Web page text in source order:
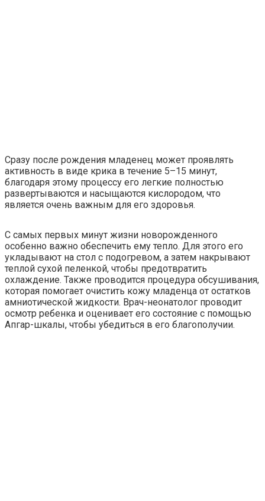
Сразу после рождения младенец может проявлять
активность в виде крика в течение 5–15 минут,
благодаря этому процессу его легкие полностью
развертываются и насыщаются кислородом, что
является очень важным для его здоровья.
С самых первых минут жизни новорожденного
особенно важно обеспечить ему тепло. Для этого его
укладывают на стол с подогревом, а затем накрывают
теплой сухой пеленкой, чтобы предотвратить
охлаждение. Также проводится процедура обсушивания,
которая помогает очистить кожу младенца от остатков
амниотической жидкости. Врач-неонатолог проводит
осмотр ребенка и оценивает его состояние с помощью
Апгар-шкалы, чтобы убедиться в его благополучии.